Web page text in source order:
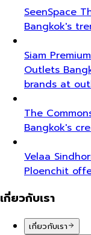
SeenSpace
Bangkok's
Siam
Outlets
brands at
The
Bangkok's
Velaa
Ploenchit
เกี่ยวกับเรา
เกี่ยวกับเรา